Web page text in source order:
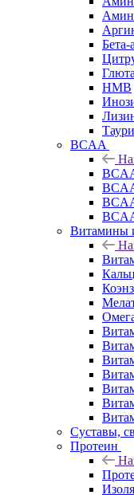
Бета-
HMB
BCAA
Витамины
Суставы,
Протеин